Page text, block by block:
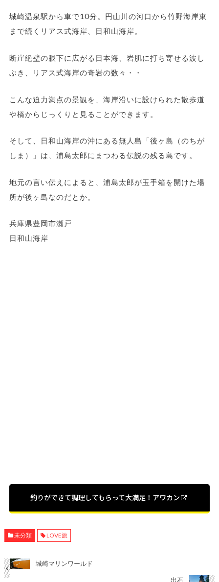
城崎温泉駅から車で10分。円山川の河口から竹野海岸東
まで続くリアス式海岸、日和山海岸。
断崖絶壁の眼下に広がる日本海、岩肌に打ち寄せる波し
ぶき、リアス式海岸の奇岩の数々・・
こんな迫力満点の景観を、海岸沿いに設けられた散歩道
や橋からじっくりと見ることができます。
そして、日和山海岸の沖にある無人島「後ヶ島（のちが
しま）」は、浦島太郎にまつわる伝説の残る島です。
地元の言い伝えによると、浦島太郎が玉手箱を開けた場
所が後ヶ島なのだとか。
兵庫県豊岡市瀬戸
日和山海岸
釣りができて調理してもらって大満足！アワカン
未分類 LOVE旅
城崎マリンワールド
出石